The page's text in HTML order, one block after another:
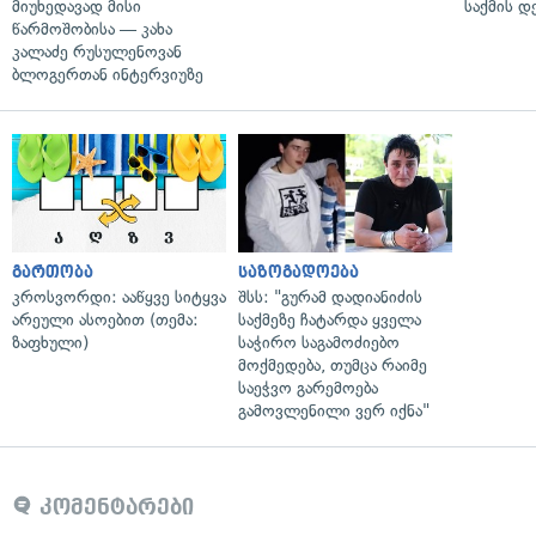
მიუხედავად მისი
წარმოშობისა — კახა
კალაძე რუსულენოვან
ბლოგერთან ინტერვიუზე
საქმის
გართობა
კროსვორდი: ააწყვე სიტყვა
არეული ასოებით (თემა:
ზაფხული)
საზოგადოება
შსს: "გურამ დადიანიძის
საქმეზე ჩატარდა ყველა
საჭირო საგამოძიებო
მოქმედება, თუმცა რაიმე
საეჭვო გარემოება
გამოვლენილი ვერ იქნა"
კომენტარები